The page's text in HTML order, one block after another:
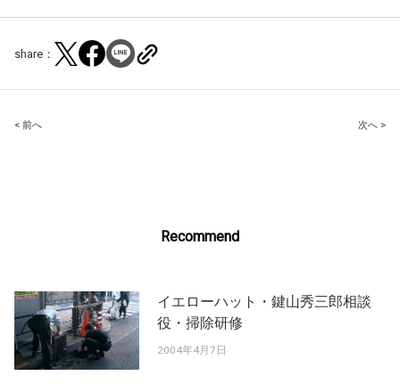
share：
Post
< 前へ 次へ >
Recommend
イエローハット・鍵山秀三郎相談
役・掃除研修
2004年4月7日